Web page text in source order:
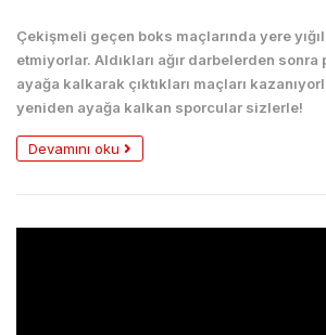
Çekişmeli geçen boks maçlarında yere
etmiyorlar. Aldıkları ağır darbelerden sonra
ayağa kalkarak çıktıkları maçları
yeniden ayağa kalkan sporcular sizlerle!
Devamını oku